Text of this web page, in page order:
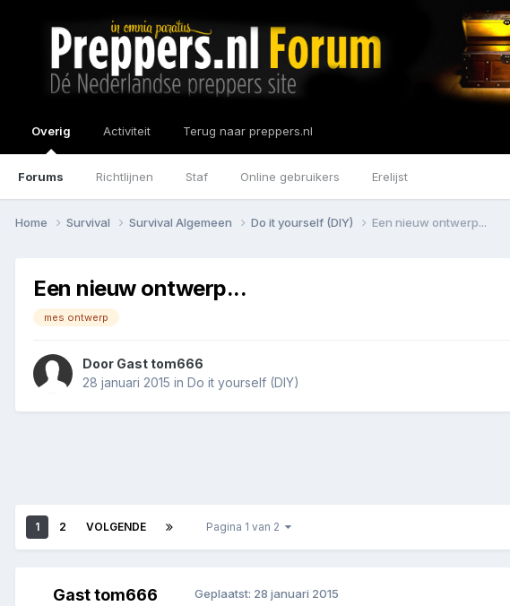
Overig
Forums Richtlijnen Staf Online gebruikers Erelijst
Activiteit Terug naar preppers.nl
Home Survival Survival Algemeen Do it yourself (DIY) Een nieuw ontwerp...
Een nieuw ontwerp...
mes ontwerp
Door Gast tom666
28 januari 2015 in Do it yourself (DIY)
1 2 VOLGENDE Pagina 1 van 2
Gast tom666 Geplaatst: 28 januari 2015